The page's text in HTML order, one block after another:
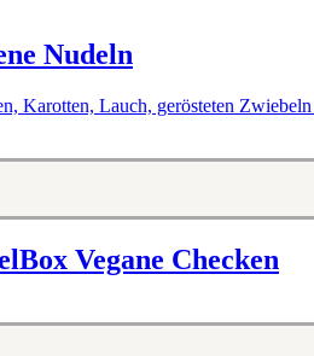
Nudeln
Karotten, Lauch, gerösteten
Vegane Checken